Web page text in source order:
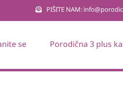
PIŠITE NAM:
se Porodična 3 plus